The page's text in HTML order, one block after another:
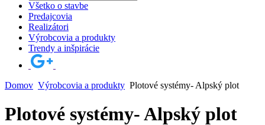
Všetko o stavbe
Predajcovia
Realizátori
Výrobcovia a produkty
Trendy a inšpirácie
Domov Výrobcovia a produkty Plotové systémy- Alpský plot
Plotové systémy- Alpský plot